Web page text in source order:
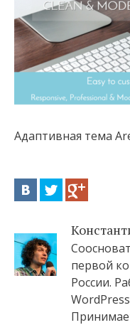
Адаптивная тема
первой
России.